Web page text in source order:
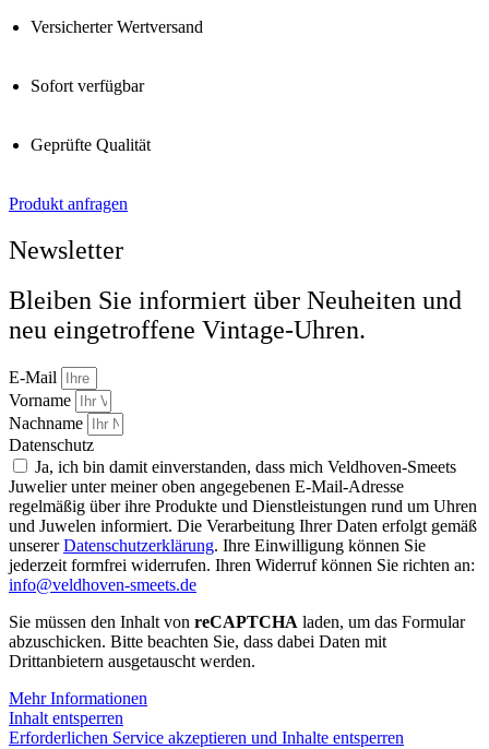
Versicherter Wertversand
Sofort verfügbar
Geprüfte Qualität
Produkt anfragen
Newsletter
Bleiben Sie informiert über Neuheiten und
neu eingetroffene Vintage-Uhren.
E-Mail
Vorname
Nachname
Datenschutz
Ja, ich bin damit einverstanden, dass mich Veldhoven-Smeets
Juwelier unter meiner oben angegebenen E-Mail-Adresse
regelmäßig über ihre Produkte und Dienstleistungen rund um Uhren
und Juwelen informiert. Die Verarbeitung Ihrer Daten erfolgt gemäß
unsererDatenschutzerklärung. Ihre Einwilligung können Sie
jederzeit formfrei widerrufen. Ihren Widerruf können Sie richten an:
info@veldhoven-smeets.de
Sie müssen den Inhalt von reCAPTCHA laden, um das Formular
abzuschicken. Bitte beachten Sie, dass dabei Daten mit
Drittanbietern ausgetauscht werden.
Mehr Informationen
Inhalt entsperren
Erforderlichen Service akzeptieren und Inhalte entsperren